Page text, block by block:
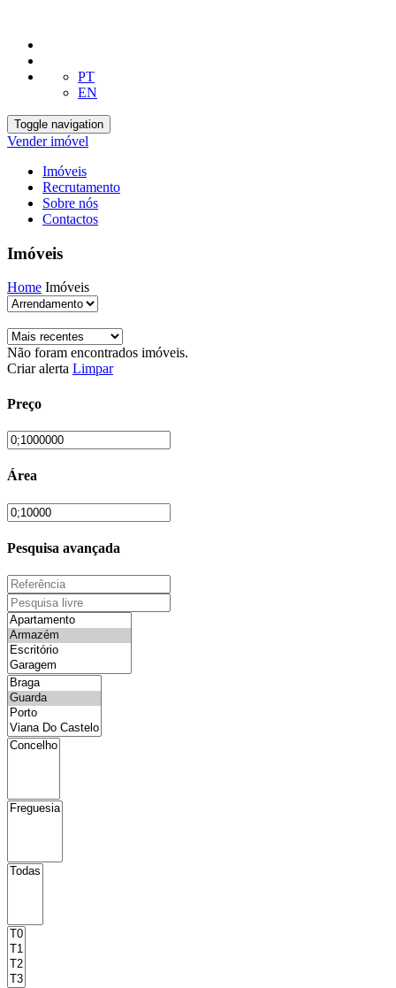
PT
EN
Toggle navigation
Vender imóvel
Imóveis
Recrutamento
Sobre nós
Contactos
Imóveis
Home Imóveis
Não foram encontrados imóveis.
Criar alerta Limpar
Preço
Área
Pesquisa avançada